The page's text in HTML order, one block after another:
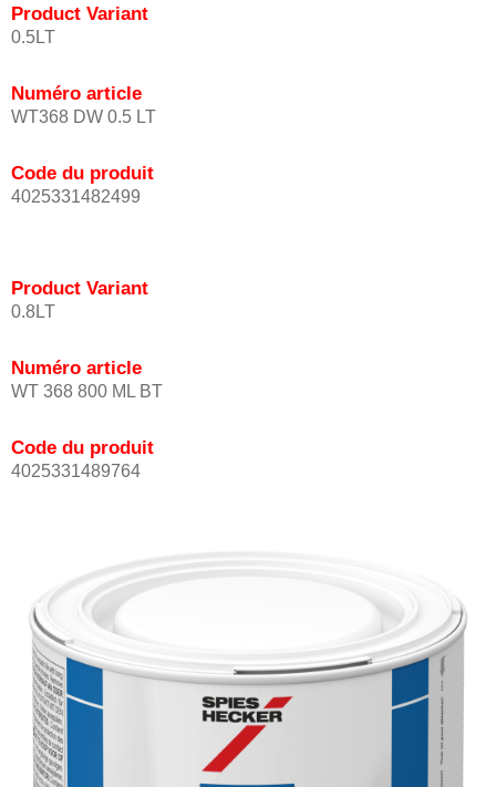
Product Variant
0.5LT
Numéro article
WT368 DW 0.5 LT
Code du produit
4025331482499
Product Variant
0.8LT
Numéro article
WT 368 800 ML BT
Code du produit
4025331489764